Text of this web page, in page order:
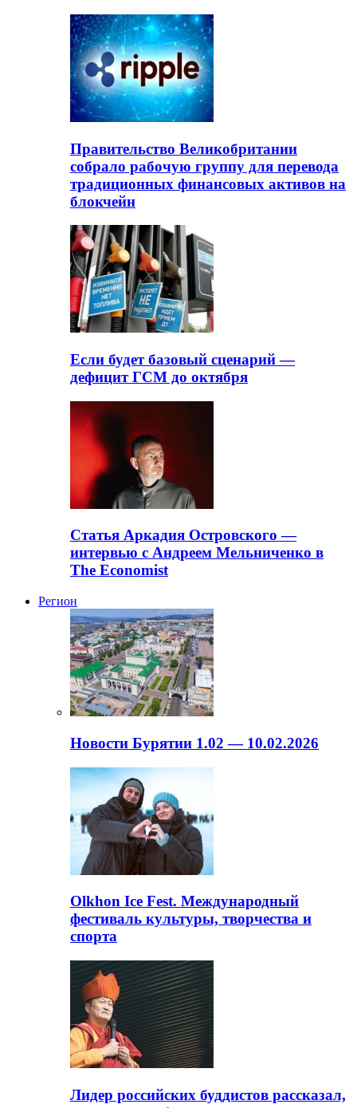
Правительство Великобритании
собрало рабочую группу для перевода
традиционных финансовых активов на
блокчейн
Если будет базовый сценарий —
дефицит ГСМ до октября
Статья Аркадия Островского —
интервью с Андреем Мельниченко в
The Economist
Регион
Новости Бурятии 1.02 — 10.02.2026
Olkhon Ice Fest. Международный
фестиваль культуры, творчества и
спорта
Лидер российских буддистов рассказал,